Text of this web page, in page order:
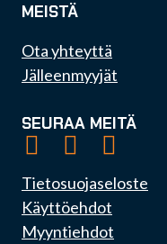
MEISTÄ
Ota yhteyttä
Jälleenmyyjät
SEURAA MEITÄ
Tietosuojaseloste
Käyttöehdot
Myyntiehdot